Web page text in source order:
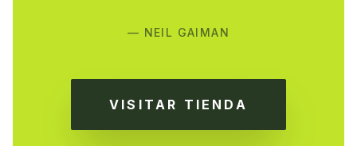
— NEIL GAIMAN
VISITAR TIENDA